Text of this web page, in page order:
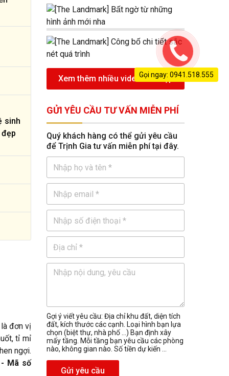
sinh
đơn vị
tỉ mỉ
ngợi.
Mã số
Xem thêm nhiều video nhà đẹp
GỬI YÊU CẦU TƯ VẤN MIỄN PHÍ
Quý khách hàng có thể gửi yêu cầu
để Trịnh Gia tư vấn miễn phí tại đây.
Gợi ý viết yêu cầu: Địa chỉ khu đất, diện tích
đất, kích thước các cạnh. Loại hình bạn lựa
chọn (biệt thự, nhà phố …) Bạn định xây
mấy tầng. Mỗi tầng bạn yêu cầu các phòng
nào, không gian nào. Số tiền dự kiến ...
Gửi yêu cầu
Gọi ngay: 0941.518.555